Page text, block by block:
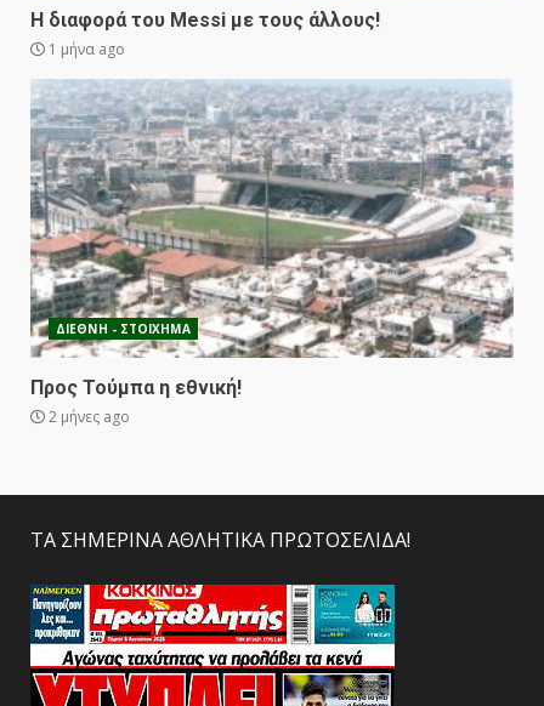
Η διαφορά του Messi με τους άλλους!
1 μήνα ago
ΔΙΕΘΝΗ - ΣΤΟΙΧΗΜΑ
Προς Τούμπα η εθνική!
2 μήνες ago
ΤΑ ΣΗΜΕΡΙΝΑ ΑΘΛΗΤΙΚΑ ΠΡΩΤΟΣΕΛΙΔΑ!